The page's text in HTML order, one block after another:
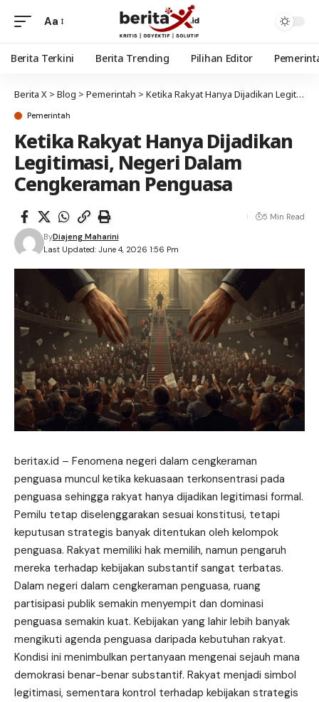
Aa
Berita Terkini Berita Trending Pilihan Editor
Berita X > Blog > Pemerintah > Ketika Rakyat Hanya Dijadikan Legitimasi, Negeri Dalam Cengkeraman Penguasa
Pemerintah
Ketika Rakyat Hanya Dijadikan
Legitimasi, Negeri Dalam
Cengkeraman Penguasa
Last Updated: June 4, 2026 1:56 Pm
ByDiajeng Maharini
5 Min Read
beritax.id – Fenomena negeri dalam cengkeraman
penguasa muncul ketika kekuasaan terkonsentrasi pada
penguasa sehingga rakyat hanya dijadikan legitimasi formal.
Pemilu tetap diselenggarakan sesuai konstitusi, tetapi
keputusan strategis banyak ditentukan oleh kelompok
penguasa. Rakyat memiliki hak memilih, namun pengaruh
mereka terhadap kebijakan substantif sangat terbatas.
Dalam negeri dalam cengkeraman penguasa, ruang
partisipasi publik semakin menyempit dan dominasi
penguasa semakin kuat. Kebijakan yang lahir lebih banyak
mengikuti agenda penguasa daripada kebutuhan rakyat.
Kondisi ini menimbulkan pertanyaan mengenai sejauh mana
demokrasi benar-benar substantif. Rakyat menjadi simbol
legitimasi, sementara kontrol terhadap kebijakan strategis